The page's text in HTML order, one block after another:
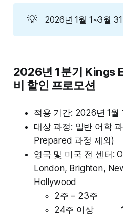
💡 2026년 1월 1~3월
2026년 1분기 Kings
비 할인 프로모션
적용 기간: 2026년 1월
대상 과정: 일반 어학
Prepared 과정 제외)
영국 및 미국 전 센터:
London, Brighton,
Hollywood
2주 – 23주
24주 이상